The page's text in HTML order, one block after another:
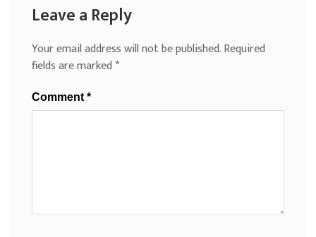
Leave a Reply
Your email address will not be published.Required
fields are marked*
Comment *